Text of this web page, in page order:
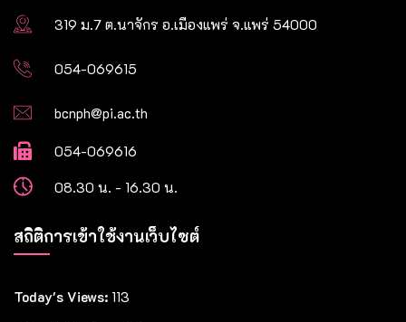
319 ม.7 ต.นาจักร อ.เมืองแพร่ จ.แพร่ 54000
054-069615
bcnph@pi.ac.th
054-069616
08.30 น. - 16.30 น.
สถิติการเข้าใช้งานเว็บไซต์
Today's Views: 113